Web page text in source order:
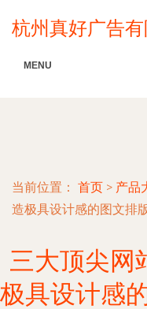
杭州真好广告有
MENU
当前位置： 首页 > 产品
造极具设计感的图文排
三大顶尖网
极具设计感